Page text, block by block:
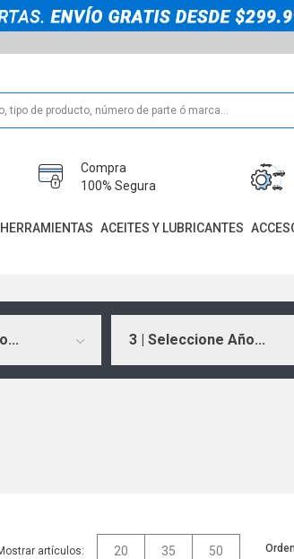
Compra
100% Segura
ACEITES Y LUBRICANTES
3 | Seleccione Año...
artículos: 20 35 50